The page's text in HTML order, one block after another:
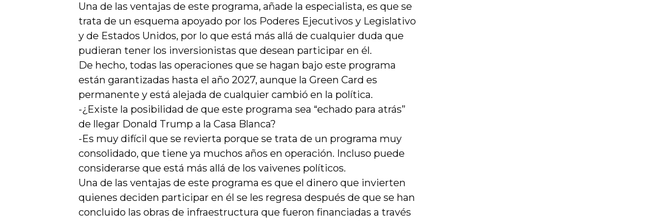
Una de las ventajas de este programa, añade la especialista, es que se
trata de un esquema apoyado por los Poderes Ejecutivos y Legislativo
y de Estados Unidos, por lo que está más allá de cualquier duda que
pudieran tener los inversionistas que desean participar en él.
De hecho, todas las operaciones que se hagan bajo este programa
están garantizadas hasta el año 2027, aunque la Green Card es
permanente y está alejada de cualquier cambió en la política.
-¿Existe la posibilidad de que este programa sea “echado para atrás”
de llegar Donald Trump a la Casa Blanca?
-Es muy difícil que se revierta porque se trata de un programa muy
consolidado, que tiene ya muchos años en operación. Incluso puede
considerarse que está más allá de los vaivenes políticos.
Una de las ventajas de este programa es que el dinero que invierten
quienes deciden participar en él se les regresa después de que se han
concluido las obras de infraestructura que fueron financiadas a través